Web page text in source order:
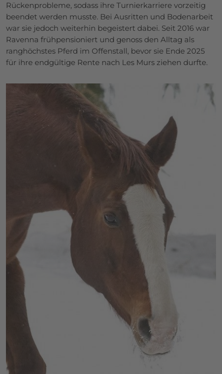
Rückenprobleme, sodass ihre Turnierkarriere vorzeitig
beendet werden musste. Bei Ausritten und Bodenarbeit
war sie jedoch weiterhin begeistert dabei. Seit 2016 war
Ravenna frühpensioniert und genoss den Alltag als
ranghöchstes Pferd im Offenstall, bevor sie Ende 2025
für ihre endgültige Rente nach Les Murs ziehen durfte.